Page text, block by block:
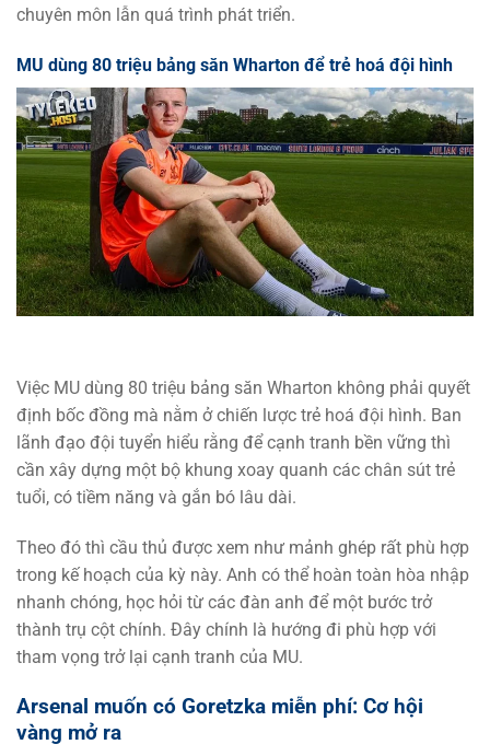
chuyên môn lẫn quá trình phát triển.
MU dùng 80 triệu bảng săn Wharton để trẻ hoá đội hình
Việc MU dùng 80 triệu bảng săn Wharton không phải quyết
định bốc đồng mà nằm ở chiến lược trẻ hoá đội hình. Ban
lãnh đạo đội tuyển hiểu rằng để cạnh tranh bền vững thì
cần xây dựng một bộ khung xoay quanh các chân sút trẻ
tuổi, có tiềm năng và gắn bó lâu dài.
Theo đó thì cầu thủ được xem như mảnh ghép rất phù hợp
trong kế hoạch của kỳ này. Anh có thể hoàn toàn hòa nhập
nhanh chóng, học hỏi từ các đàn anh để một bước trở
thành trụ cột chính. Đây chính là hướng đi phù hợp với
tham vọng trở lại cạnh tranh của MU.
Arsenal muốn có Goretzka miễn phí: Cơ hội
vàng mở ra